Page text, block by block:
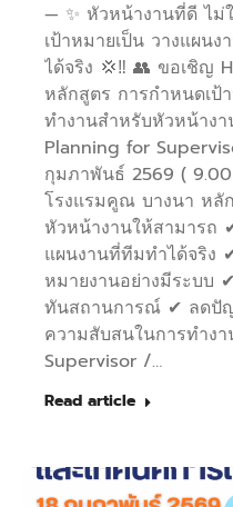
— ✨ หัวหน้างานที่ดี ไม่
เป้าหมายเป็น วางแผน
ได้จริง 💢‼️ 👥 ขอเชิญ
หลักสูตร การกำหนดเป้
ทำงานสำหรับหัวหน้าง
Planning for
กุมภาพันธ์ 2569 (
โรงแรมคูณ บางนา หลั
หัวหน้างานให้สามารถ
แผนงานที่ทีมทำได้จริง
หมายงานอย่างมีระบบ
ทันสถานการณ์ ✔ ลดปัญ
ความสับสนในการทำง
Supervisor /…
Read article